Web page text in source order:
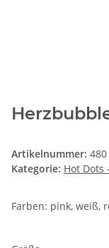
Artikelnummer: 480
Kategorie: Hot Dots
Farben: pink, weiß,